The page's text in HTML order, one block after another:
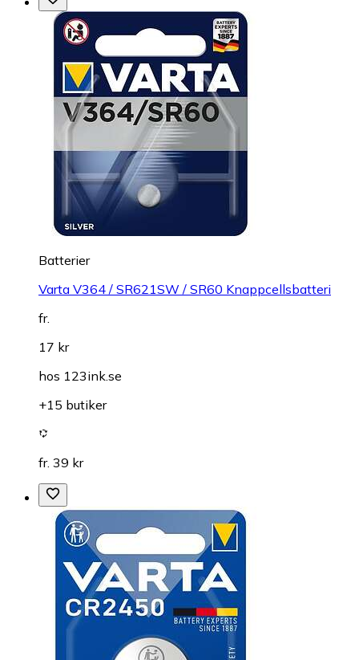
Batterier
Varta V364 / SR621SW / SR60 Knappcellsbatteri
fr.
17 kr
hos 123ink.se
+15 butiker
fr. 39 kr